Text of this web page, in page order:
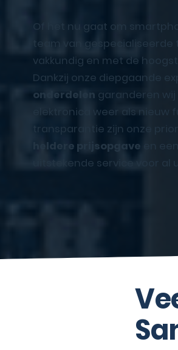
Of het nu gaat om
team van
vakkundig en met de
Dankzij onze diepgaande
onderdelen garanderen wij
elektronica weer als
transparantie zijn onze
heldere prijsopgave en
uitstekende service voor al